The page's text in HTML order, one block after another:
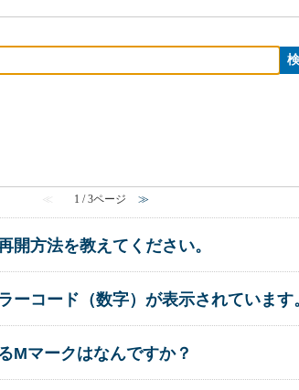
≪ 1 / 3ページ ≫
開方法を教えてください。
ーコード（数字）が表示されています
Mマークはなんですか？